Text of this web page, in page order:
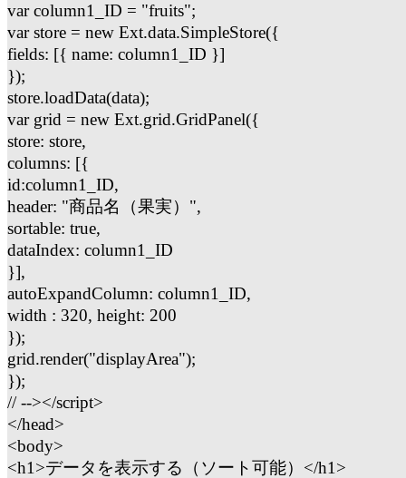
var column1_ID = "fruits";
var store = new Ext.data.SimpleStore({
fields: [{ name: column1_ID }]
});
store.loadData(data);
var grid = new Ext.grid.GridPanel({
store: store,
columns: [{
id:column1_ID,
header: "商品名（果実）",
sortable: true,
dataIndex: column1_ID
}],
autoExpandColumn: column1_ID,
width : 320, height: 200
});
grid.render("displayArea");
});
// --></script>
</head>
<body>
<h1>データを表示する（ソート可能）</h1>